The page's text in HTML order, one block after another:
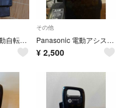
NKY578B02 電動自転車 バッテリー
その他
Panasonic 電動アシスト自転車 NKY536B02 12Ah
¥ 2,500